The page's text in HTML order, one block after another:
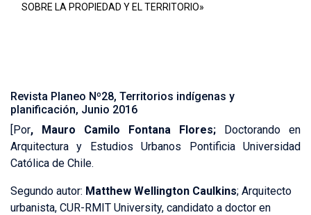
SOBRE LA PROPIEDAD Y EL TERRITORIO»
Revista Planeo Nº28, Territorios indígenas y
planificación, Junio 2016
[Por, Mauro Camilo Fontana Flores; Doctorando en
Arquitectura y Estudios Urbanos Pontificia Universidad
Católica de Chile.
Segundo autor: Matthew Wellington Caulkins; Arquitecto
urbanista, CUR-RMIT University, candidato a doctor en